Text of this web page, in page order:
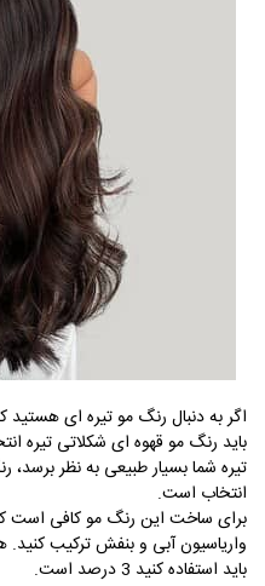
اگر به دنبال رنگ مو تیره ای هستید
باید رنگ مو قهوه ای شکلاتی تیره
تیره شما بسیار طبیعی به نظر برسد،
انتخاب است.
برای ساخت این رنگ مو کافی است
واریاسیون آبی و بنفش ترکیب
باید استفاده کنید 3 درصد است.